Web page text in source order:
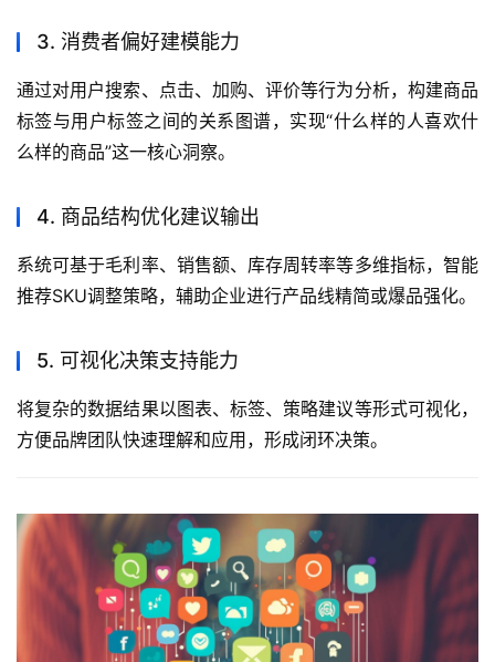
3. 消费者偏好建模能力
通过对用户搜索、点击、加购、评价等行为分析，构建商品
标签与用户标签之间的关系图谱，实现“什么样的人喜欢什
么样的商品”这一核心洞察。
4. 商品结构优化建议输出
系统可基于毛利率、销售额、库存周转率等多维指标，智能
推荐SKU调整策略，辅助企业进行产品线精简或爆品强化。
5. 可视化决策支持能力
将复杂的数据结果以图表、标签、策略建议等形式可视化，
方便品牌团队快速理解和应用，形成闭环决策。